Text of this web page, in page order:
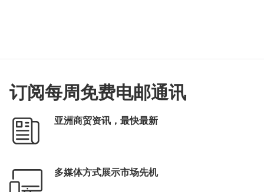
订阅每周免费电邮通讯
亚洲商贸资讯，最快最新
多媒体方式展示市场先机